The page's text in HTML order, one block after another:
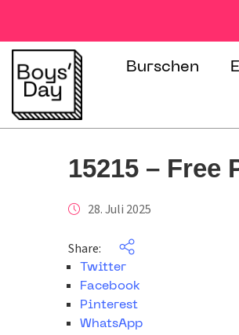
Burschen
15215 – Free
28. Juli 2025
Share:
Twitter
Facebook
Pinterest
WhatsApp